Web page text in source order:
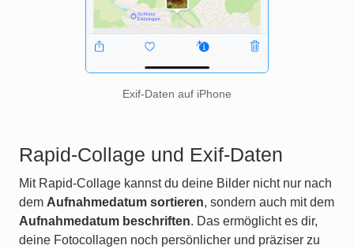
Exif-Daten auf iPhone
Rapid-Collage und Exif-Daten
Mit Rapid-Collage kannst du deine Bilder nicht nur nach
dem Aufnahmedatum sortieren, sondern auch mit dem
Aufnahmedatum beschriften. Das ermöglicht es dir,
deine Fotocollagen noch persönlicher und präziser zu